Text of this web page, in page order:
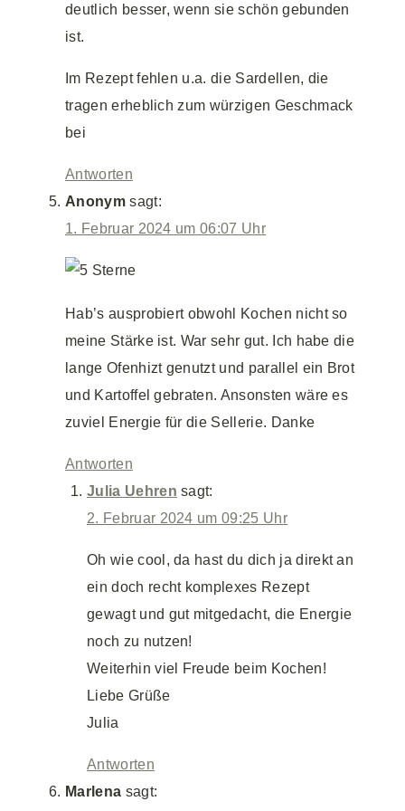
deutlich besser, wenn sie schön gebunden
ist.
Im Rezept fehlen u.a. die Sardellen, die
tragen erheblich zum würzigen Geschmack
bei
Antworten
Anonym sagt:
1. Februar 2024 um 06:07 Uhr
Hab’s ausprobiert obwohl Kochen nicht so
meine Stärke ist. War sehr gut. Ich habe die
lange Ofenhizt genutzt und parallel ein Brot
und Kartoffel gebraten. Ansonsten wäre es
zuviel Energie für die Sellerie. Danke
Antworten
Julia Uehren sagt:
2. Februar 2024 um 09:25 Uhr
Oh wie cool, da hast du dich ja direkt an
ein doch recht komplexes Rezept
gewagt und gut mitgedacht, die Energie
noch zu nutzen!
Weiterhin viel Freude beim Kochen!
Liebe Grüße
Julia
Antworten
Marlena sagt: